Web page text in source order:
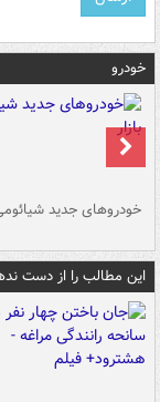
خودرو
خودروهای جدید شیائومی
این مطالب را از دست